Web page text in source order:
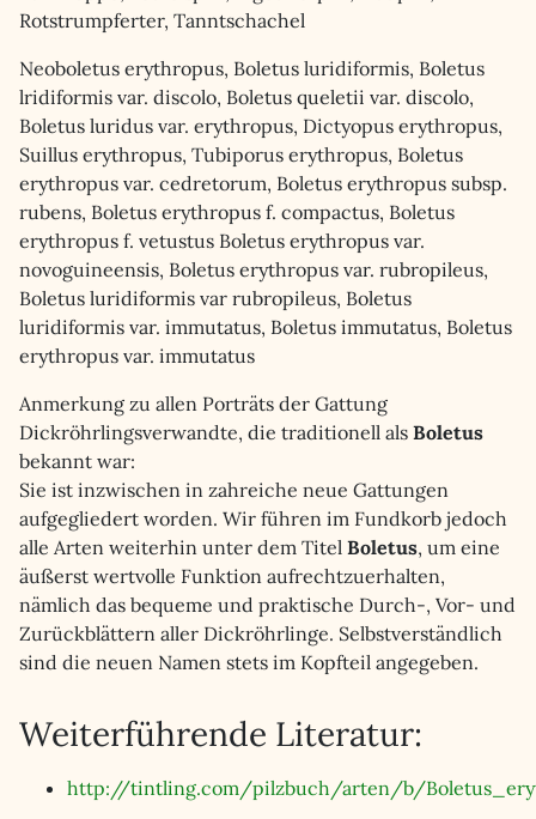
Rotstrumpferter, Tanntschachel
Neoboletus erythropus, Boletus luridiformis, Boletus
lridiformis var. discolo, Boletus queletii var. discolo,
Boletus luridus var. erythropus, Dictyopus erythropus,
Suillus erythropus, Tubiporus erythropus, Boletus
erythropus var. cedretorum, Boletus erythropus subsp.
rubens, Boletus erythropus f. compactus, Boletus
erythropus f. vetustus Boletus erythropus var.
novoguineensis, Boletus erythropus var. rubropileus,
Boletus luridiformis var rubropileus, Boletus
luridiformis var. immutatus, Boletus immutatus, Boletus
erythropus var. immutatus
Anmerkung zu allen Porträts der Gattung
Dickröhrlingsverwandte, die traditionell als Boletus
bekannt war:
Sie ist inzwischen in zahreiche neue Gattungen
aufgegliedert worden. Wir führen im Fundkorb jedoch
alle Arten weiterhin unter dem Titel Boletus, um eine
äußerst wertvolle Funktion aufrechtzuerhalten,
nämlich das bequeme und praktische Durch-, Vor- und
Zurückblättern aller Dickröhrlinge. Selbstverständlich
sind die neuen Namen stets im Kopfteil angegeben.
Weiterführende Literatur:
http://tintling.com/pilzbuch/arten/b/